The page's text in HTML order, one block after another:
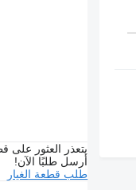
يتعذر العثور على
أرسل طلبًا الآن!
طلب قطعة الغيار